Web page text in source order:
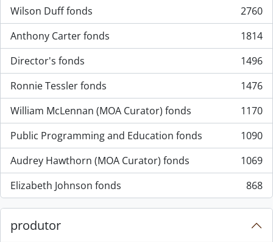
Wilson Duff fonds
, 2760 resultados
2760
Anthony Carter fonds
, 1814 resultados
1814
Director's fonds
, 1496 resultados
1496
Ronnie Tessler fonds
, 1476 resultados
1476
William McLennan (MOA Curator) fonds
, 1170 resultados
1170
Public Programming and Education fonds
, 1090 resultados
1090
Audrey Hawthorn (MOA Curator) fonds
, 1069 resultados
1069
Elizabeth Johnson fonds
, 868 resultados 868
produtor